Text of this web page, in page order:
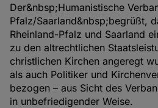
Der&nbsp;Humanistische
Pfalz/Saarland&nbsp;begrüßt,
Rheinland-Pfalz und Saarland
zu den altrechtlichen
christlichen Kirchen angeregt
als auch Politiker und
bezogen – aus Sicht des
in unbefriedigender Weise.